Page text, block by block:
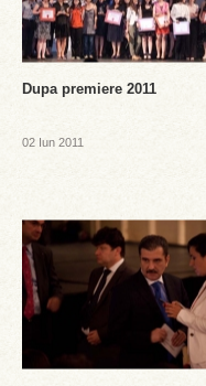
Dupa premiere 2011
02 Iun 2011